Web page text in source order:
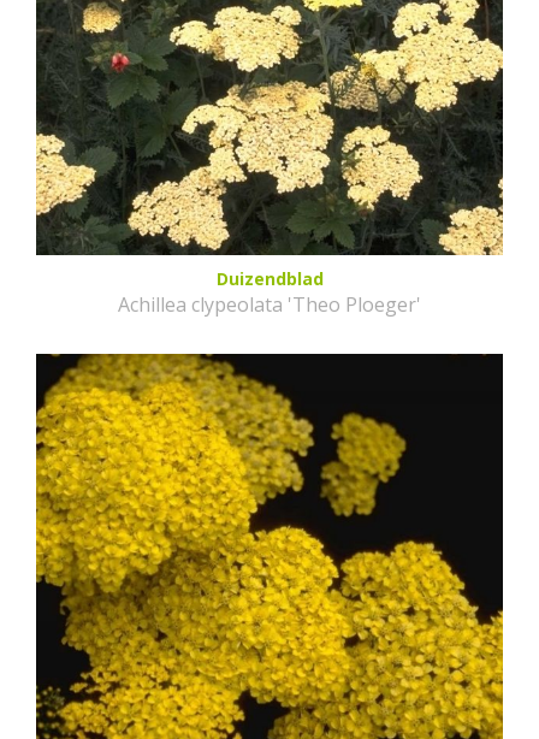
Duizendblad
Achillea clypeolata 'Theo Ploeger'